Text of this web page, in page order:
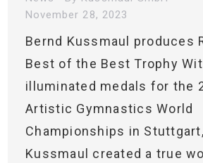
November 28, 2023
Bernd Kussmaul produces
Best of the Best Trophy
illuminated medals for the
Artistic Gymnastics World
Championships in
Kussmaul created a true